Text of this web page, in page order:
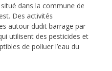
dans la commune de
Des activités
autour dudit barrage par
utilisent des pesticides et
de polluer l’eau du